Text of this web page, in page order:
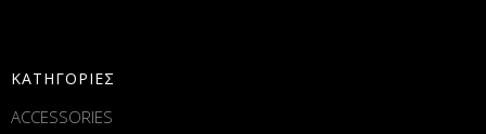
ΚΑΤΗΓΟΡΙΕΣ
ACCESSORIES